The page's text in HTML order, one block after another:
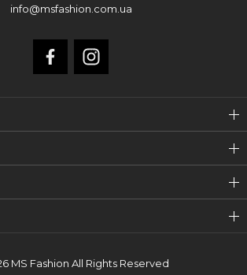
info@msfashion.com.ua
MS Fashion All Rights Reserved